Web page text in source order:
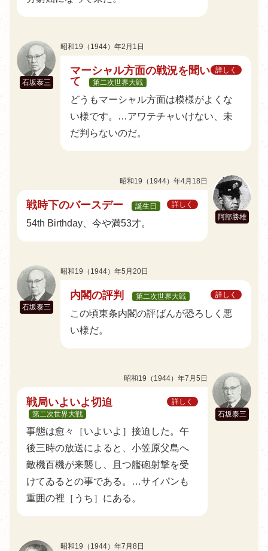
石坂泰三
昭和19（1944）年2月1日
マーシャル方面の戦況を聞い
て
第二次世界大戦
詳しく
どうもマーシャル方面は模様がよくな
い様です。…アワテチャいけない、未
だ判らないのだ。
阿部勝雄
昭和19（1944）年4月18日
戦時下のバースデー 誕生日 詳しく
54th Birthday、今や満53才。
石坂泰三
昭和19（1944）年5月20日
内閣の評判 第二次世界大戦 詳しく
この頃東条内閣の評ばんが恐ろしく悪
い様だ。
石坂泰三
昭和19（1944）年7月5日
戦局いよいよ切迫
第二次世界大戦
詳しく
事態は愈々［いよいよ］接迫した。午
後三時の放送によると、小笠原父島へ
敵機百機が来襲し、且つ艦砲射撃を受
けてゐるとの事である。…サイパンも
重囲の裡［うち］にある。
昭和19（1944）年7月8日